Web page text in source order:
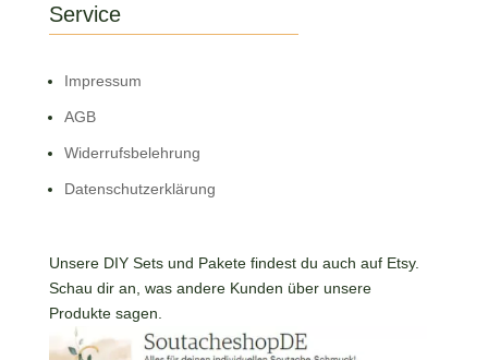
Service
Impressum
AGB
Widerrufsbelehrung
Datenschutzerklärung
Unsere DIY Sets und Pakete findest du auch auf Etsy.
Schau dir an, was andere Kunden über unsere
Produkte sagen.